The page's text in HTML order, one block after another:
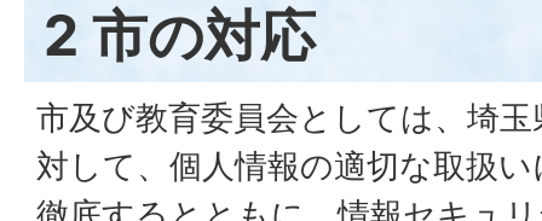
2 市の対応
市及び教育委員会としては、埼
対して、個人情報の適切な取扱